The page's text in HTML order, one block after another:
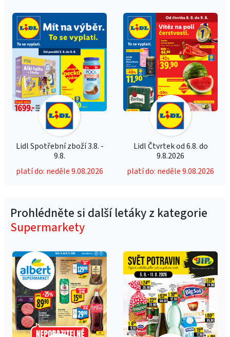
Lidl Spotřební zboží 3.8. -
9.8.
platí do: neděle 9.08.2026
Lidl Čtvrtek od 6.8. do
9.8.2026
platí do: neděle 9.08.2026
Prohlédněte si další letáky z kategorie
Supermarkety